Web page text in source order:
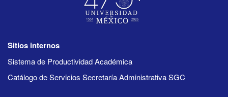
Sitios internos
Sistema de Productividad Académica
Catálogo de Servicios Secretaría Administrativa SGC